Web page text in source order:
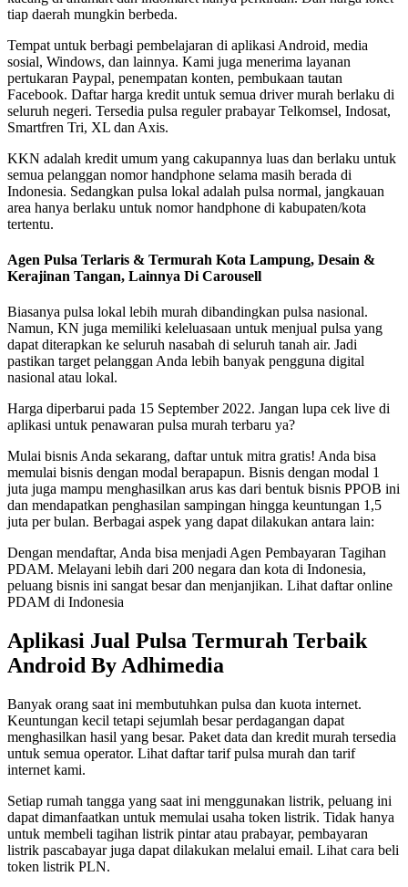
tiap daerah mungkin berbeda.
Tempat untuk berbagi pembelajaran di aplikasi Android, media
sosial, Windows, dan lainnya. Kami juga menerima layanan
pertukaran Paypal, penempatan konten, pembukaan tautan
Facebook. Daftar harga kredit untuk semua driver murah berlaku di
seluruh negeri. Tersedia pulsa reguler prabayar Telkomsel, Indosat,
Smartfren Tri, XL dan Axis.
KKN adalah kredit umum yang cakupannya luas dan berlaku untuk
semua pelanggan nomor handphone selama masih berada di
Indonesia. Sedangkan pulsa lokal adalah pulsa normal, jangkauan
area hanya berlaku untuk nomor handphone di kabupaten/kota
tertentu.
Agen Pulsa Terlaris & Termurah Kota Lampung, Desain &
Kerajinan Tangan, Lainnya Di Carousell
Biasanya pulsa lokal lebih murah dibandingkan pulsa nasional.
Namun, KN juga memiliki keleluasaan untuk menjual pulsa yang
dapat diterapkan ke seluruh nasabah di seluruh tanah air. Jadi
pastikan target pelanggan Anda lebih banyak pengguna digital
nasional atau lokal.
Harga diperbarui pada 15 September 2022. Jangan lupa cek live di
aplikasi untuk penawaran pulsa murah terbaru ya?
Mulai bisnis Anda sekarang, daftar untuk mitra gratis! Anda bisa
memulai bisnis dengan modal berapapun. Bisnis dengan modal 1
juta juga mampu menghasilkan arus kas dari bentuk bisnis PPOB ini
dan mendapatkan penghasilan sampingan hingga keuntungan 1,5
juta per bulan. Berbagai aspek yang dapat dilakukan antara lain:
Dengan mendaftar, Anda bisa menjadi Agen Pembayaran Tagihan
PDAM. Melayani lebih dari 200 negara dan kota di Indonesia,
peluang bisnis ini sangat besar dan menjanjikan. Lihat daftar online
PDAM di Indonesia
Aplikasi Jual Pulsa Termurah Terbaik
Android By Adhimedia
Banyak orang saat ini membutuhkan pulsa dan kuota internet.
Keuntungan kecil tetapi sejumlah besar perdagangan dapat
menghasilkan hasil yang besar. Paket data dan kredit murah tersedia
untuk semua operator. Lihat daftar tarif pulsa murah dan tarif
internet kami.
Setiap rumah tangga yang saat ini menggunakan listrik, peluang ini
dapat dimanfaatkan untuk memulai usaha token listrik. Tidak hanya
untuk membeli tagihan listrik pintar atau prabayar, pembayaran
listrik pascabayar juga dapat dilakukan melalui email. Lihat cara beli
token listrik PLN.